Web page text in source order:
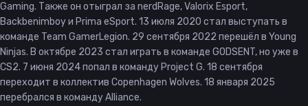
Gaming. Также он отыграл за nerdRage, Valorix Esport,
Backbenimboy и Prima eSport. 13 июля 2020 стал выступать в
команде Team GamerLegion. 29 сентября 2022 перешёл в Young
Ninjas. В октябре 2023 стал играть в команде GODSENT, но уже в
CS2. 7 июня 2024 попал в команду Project G. 18 сентября
переходит в коллектив Copenhagen Wolves. 18 января 2025
перебрался в команду Alliance.